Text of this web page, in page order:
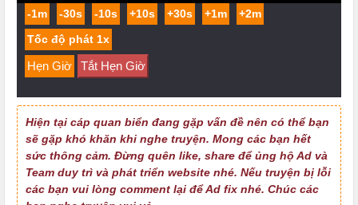
-1m -30s -10s +10s +30s +1m +2m
Hẹn Giờ Tắt Hẹn Giờ
Hiện tại cáp quan biển đang gặp vấn đề nên có thể bạn
sẽ gặp khó khăn khi nghe truyện. Mong các bạn hết
sức thông cảm. Đừng quên like, share để ủng hộ Ad và
Team duy trì và phát triển website nhé. Nếu truyện bị lỗi
các bạn vui lòng comment lại để Ad fix nhé. Chúc các